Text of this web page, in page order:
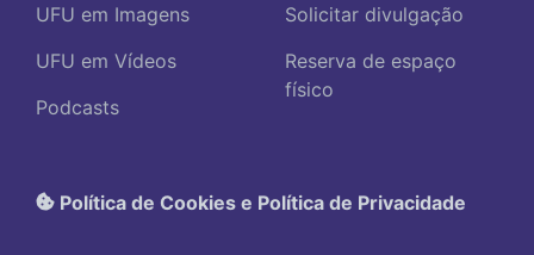
UFU em Imagens
UFU em Vídeos
Podcasts
Solicitar divulgação
Reserva de espaço
físico
Política de Cookies e Política de Privacidade